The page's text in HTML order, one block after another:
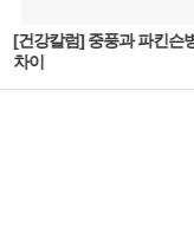
[건강칼럼] 중풍과 파킨슨병의
차이